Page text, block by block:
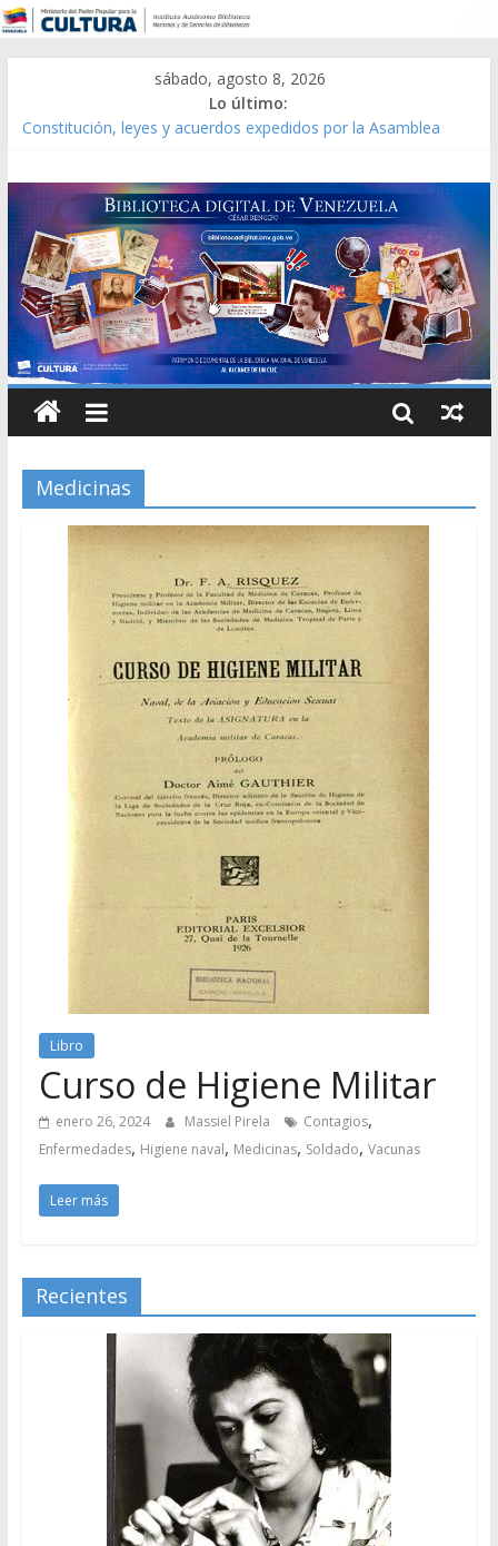
sábado, agosto 8, 2026
Lo último:
Constitución, leyes y acuerdos expedidos por la Asamblea
Modesta Bor Sánchez [material gráfico]
Gaceta Oficial de la República de Venezuela año CXXXIII Mes V,
Caracas 09 de marzo de 2006 N° 38.394
Catálogo temático de obras de Modesta Bor
Medicinas
Libro
Curso de Higiene Militar
enero 26, 2024 Massiel Pirela Contagios,
Enfermedades, Higiene naval, Medicinas, Soldado, Vacunas
Leer más
Recientes